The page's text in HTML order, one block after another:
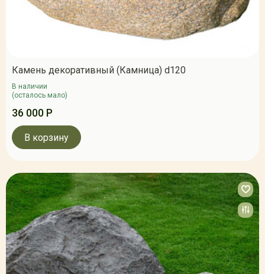
Камень декоративный (Камница) d120
В наличии
(осталось мало)
36 000 Р
В корзину